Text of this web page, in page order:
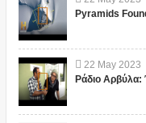
Pyramids
22 May 2023
Ράδιο Αρβύλα: